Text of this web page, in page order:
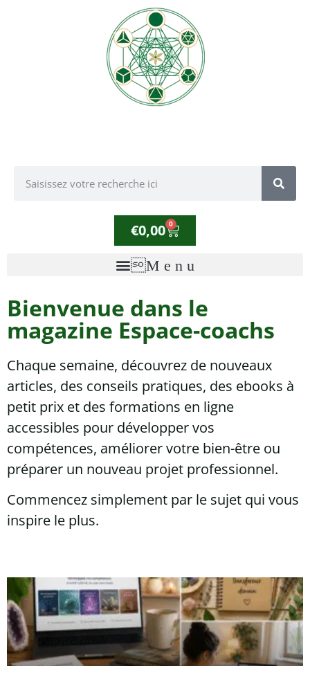
€0,00 0
Bienvenue dans le
magazine Espace-coachs
Chaque semaine, découvrez de nouveaux
articles, des conseils pratiques, des ebooks à
petit prix et des formations en ligne
accessibles pour développer vos
compétences, améliorer votre bien-être ou
préparer un nouveau projet professionnel.
Commencez simplement par le sujet qui vous
inspire le plus.